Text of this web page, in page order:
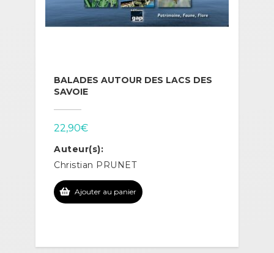
BALADES AUTOUR DES LACS DES
SAVOIE
22,90€
Auteur(s):
Christian PRUNET
Ajouter au panier